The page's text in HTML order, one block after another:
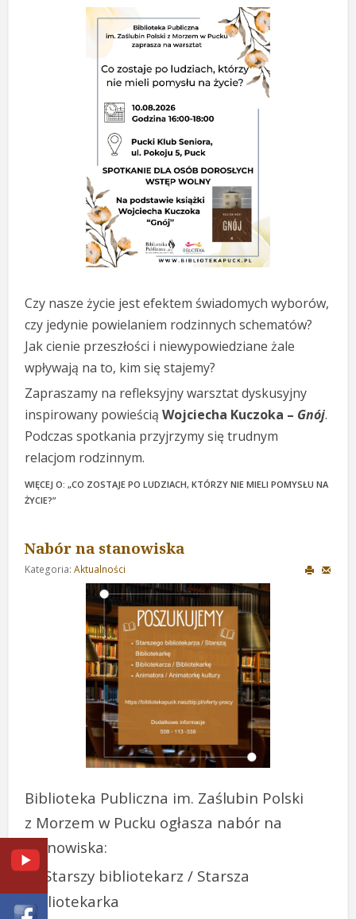
Czy nasze życie jest efektem świadomych wyborów,
czy jedynie powielaniem rodzinnych schematów?
Jak cienie przeszłości i niewypowiedziane żale
wpływają na to, kim się stajemy?
Zapraszamy na refleksyjny warsztat dyskusyjny
inspirowany powieścią Wojciecha Kuczoka – Gnój.
Podczas spotkania przyjrzymy się trudnym
relacjom rodzinnym.
WIĘCEJ O: „CO ZOSTAJE PO LUDZIACH, KTÓRZY NIE MIELI POMYSŁU NA
ŻYCIE?”
Nabór na stanowiska
Kategoria: Aktualności
Biblioteka Publiczna im. Zaślubin Polski
z Morzem w Pucku ogłasza nabór na
stanowiska:
🔹
Starszy bibliotekarz / Starsza
Bibliotekarka